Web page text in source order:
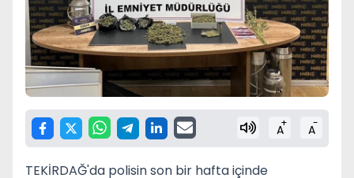
A+ A-
TEKİRDAĞ'da polisin son bir hafta içinde